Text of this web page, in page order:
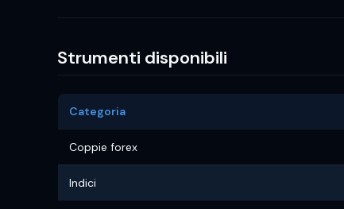
Strumenti disponibili
Categoria
Coppie forex
Indici